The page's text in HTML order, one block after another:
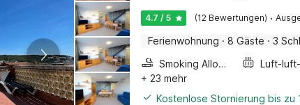
4.7 / 5 (12 Bewertungen) ·
Ferienwohnung · 8 Gäste · 3
Smoking Allowed
+ 23 mehr
Kostenlose Stornierung bis zu